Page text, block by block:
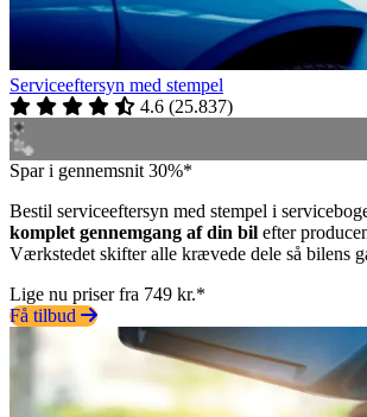
Serviceeftersyn med stempel
4.6 (25.837)
Spar i gennemsnit 30%*
Bestil serviceeftersyn med stempel i
komplet gennemgang af din bil efter
Værkstedet skifter alle krævede dele så bilens
Lige nu priser fra 749 kr.*
Få tilbud